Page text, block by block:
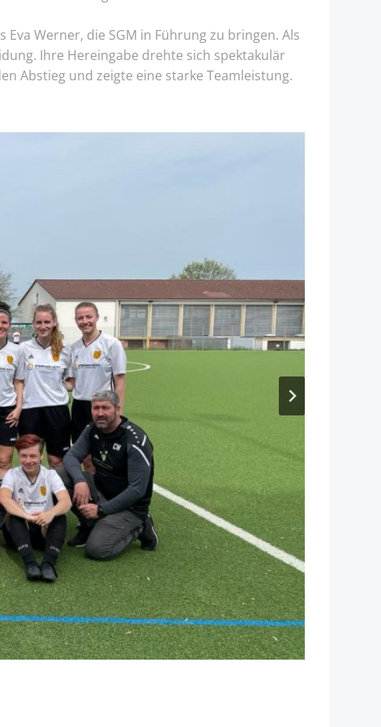
Werner, die SGM in Führung zu bringen. Als
Ihre Hereingabe drehte sich spektakulär
Abstieg und zeigte eine starke Teamleistung.